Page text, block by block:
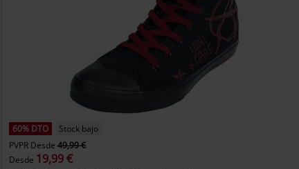
60% DTO
Stock bajo
PVPR Desde49,99 €
Desde 19,99 €